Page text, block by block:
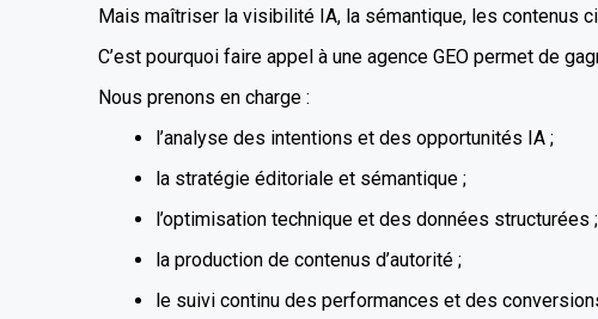
Mais maîtriser la visibilité IA, la sémantique, les contenus
C’est pourquoi faire appel à une agence GEO permet de
Nous prenons en charge :
l’analyse des intentions et des opportunités IA ;
la stratégie éditoriale et sémantique ;
l’optimisation technique et des données structurées ;
la production de contenus d’autorité ;
le suivi continu des performances et des